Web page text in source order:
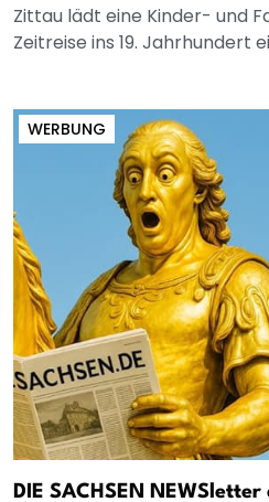
Zittau lädt eine Kinder- und
Zeitreise ins 19. Jahrhundert
WERBUNG
DIE SACHSEN